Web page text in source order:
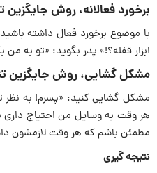
برخورد فعالانه، روش جایگزین
با موضوع برخورد فعال داشته
ابزار قفله؟!» پدر بگوید: «تو به من
مشکل گشایی، روش جایگزین
مشکل گشایی کنید: «پسرم! به نظر
هر وقت به وسایل من احتیاج داری
مطمئن باشم که هر وقت لازمشون
نتیجه گیری